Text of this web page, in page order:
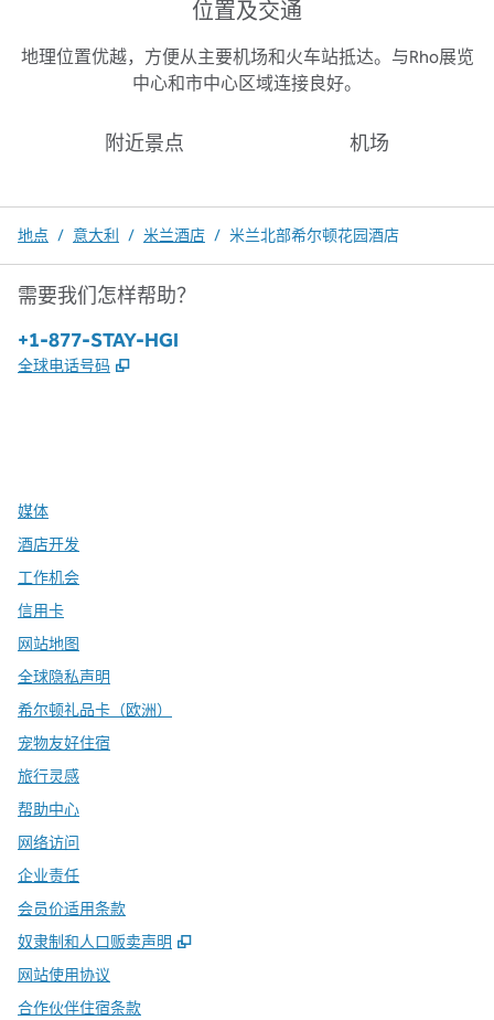
位置及交通
地理位置优越，方便从主要机场和火车站抵达。与Rho展览
中心和市中心区域连接良好。
附近景点 机场
地点 / 意大利 / 米兰酒店 / 米兰北部希尔顿花园酒店
需要我们怎样帮助？
电话：
+1-877-STAY-HGI
全球电话号码 ,
媒体
酒店开发
工作机会
信用卡
网站地图
全球隐私声明
希尔顿礼品卡（欧洲）
宠物友好住宿
旅行灵感
帮助中心
网络访问
企业责任
会员价适用条款
奴隶制和人口贩卖声明
,
网站使用协议
合作伙伴住宿条款